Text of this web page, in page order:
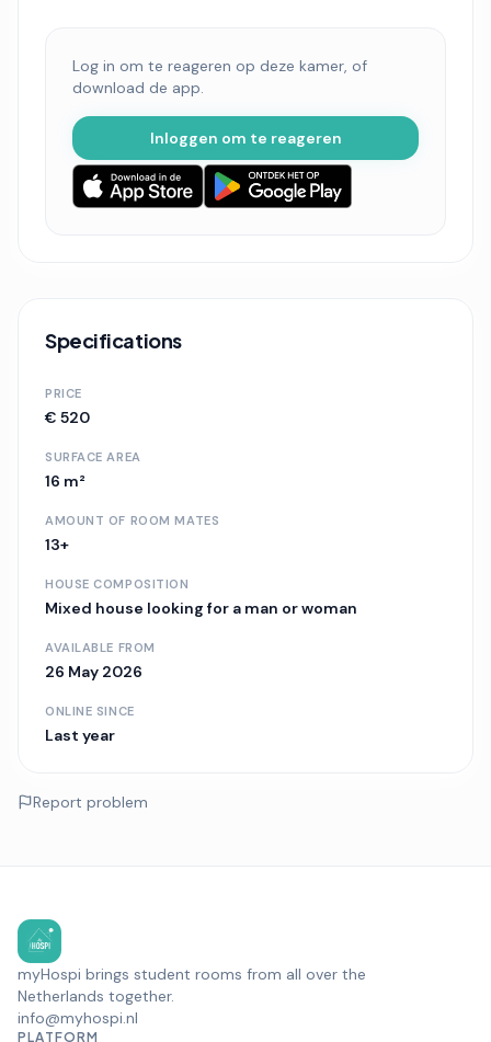
Log in om te reageren op deze kamer, of
download de app.
Inloggen om te reageren
Specifications
PRICE
€ 520
SURFACE AREA
16 m²
AMOUNT OF ROOM MATES
13+
HOUSE COMPOSITION
Mixed house looking for a man or woman
AVAILABLE FROM
26 May 2026
ONLINE SINCE
Last year
Report problem
myHospi brings student rooms from all over the
Netherlands together.
info@myhospi.nl
PLATFORM